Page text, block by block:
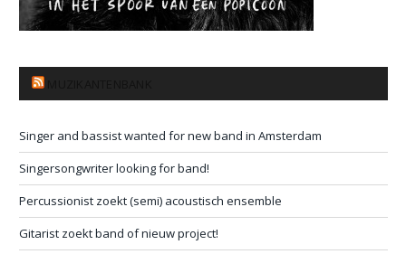
Singer and bassist wanted for new band in Amsterdam
Singersongwriter looking for band!
Percussionist zoekt (semi) acoustisch ensemble
Gitarist zoekt band of nieuw project!